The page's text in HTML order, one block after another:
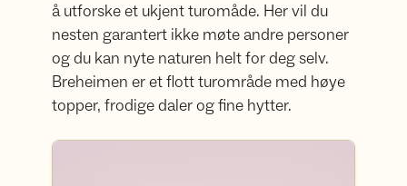
å utforske et ukjent turomåde. Her vil du
nesten garantert ikke møte andre personer
og du kan nyte naturen helt for deg selv.
Breheimen er et flott turområde med høye
topper, frodige daler og fine hytter.
Les mer om turen på ut.no